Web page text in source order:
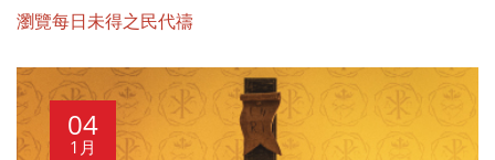
瀏覽每日未得之民代禱
04
1月